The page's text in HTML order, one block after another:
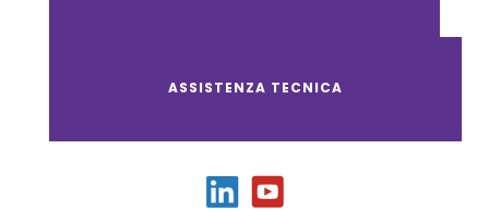
ASSISTENZA TECNICA